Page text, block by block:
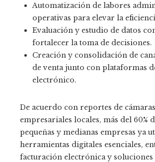
Automatización de labores
operativas para elevar la
Evaluación y estudio de datos
fortalecer la toma de decisiones.
Creación y consolidación de
de venta junto con plataformas
electrónico.
De acuerdo con reportes de cámaras
empresariales locales, más del 60%
pequeñas y medianas empresas ya
herramientas digitales esenciales,
facturación electrónica y soluciones